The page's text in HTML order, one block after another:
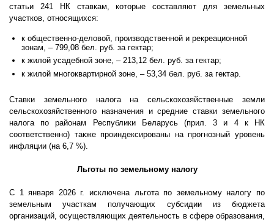
статьи 241 НК ставкам, которые составляют для земельных
участков, относящихся:
к общественно-деловой, производственной и рекреационной
зонам, – 799,08 бел. руб. за гектар;
к жилой усадебной зоне, – 213,12 бел. руб. за гектар;
к жилой многоквартирной зоне, – 53,34 бел. руб. за гектар.
Ставки земельного налога на сельскохозяйственные земли
сельскохозяйственного назначения и средние ставки земельного
налога по районам Республики Беларусь (прил. 3 и 4 к НК
соответственно) также проиндексированы на прогнозный уровень
инфляции (на 6,7 %).
Льготы по земельному налогу
С 1 января 2026 г. исключена льгота по земельному налогу по
земельным участкам получающих субсидии из бюджета
организаций, осуществляющих деятельность в сфере образования,